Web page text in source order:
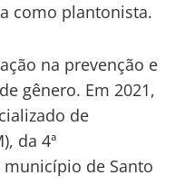
como plantonista.
na prevenção e
gênero. Em 2021,
de
da 4ª
de Santo